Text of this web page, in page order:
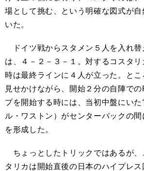
場として挑む、という明確な図式が
いた。
ドイツ戦からスタメン５人を入れ替
は、４－２－３－１。対するコスタ
時は最終ラインに４人が立った。とこ
見せかけながら、開始２分の自陣で
プを開始する時には、当初中盤にい
ル・ワストン）がセンターバックの
を形成した。
ちょっとしたトリックではあるが、
タリカは開始直後の日本のハイプレ